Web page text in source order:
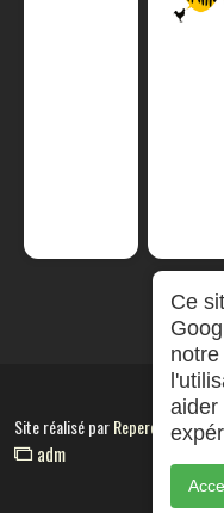
Site réalisé parRepereCom
adm
Ce
aider